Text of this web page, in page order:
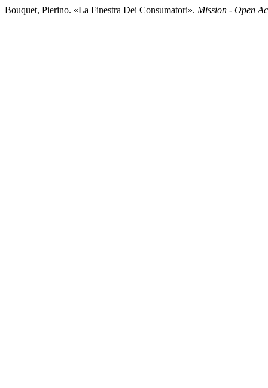
Bouquet, Pierino. «La Finestra Dei Consumatori». Mission - Open